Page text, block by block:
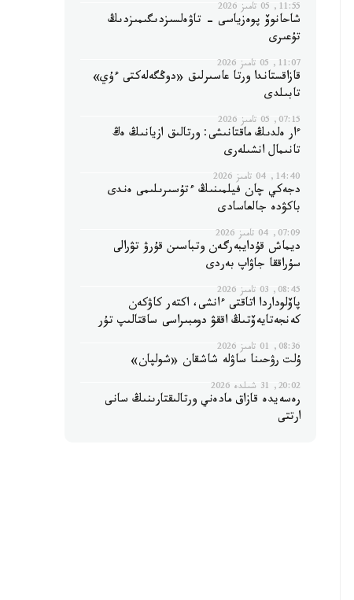
11:55, 05 تامىز 2026
شاحانوۆ پوەزياسى - تاۋەلسىزدىگىمىزدىڭ
تۇعىرى
11:07, 05 تامىز 2026
قازاقستاندا ورتا عاسىرلىق «دوڭگەلەكتى ءۇي»
تابىلدى
07:15, 05 تامىز 2026
ءار ەلدىڭ ماقتانىشى: ورتالىق ازيانىڭ ەڭ
تانىمال انشىلەرى
14:40, 04 تامىز 2026
دجەكي چان فيلمىنىڭ ءتۇسىرىلىمى ەندى
باكۋدە جالعاسادى
07:09, 04 تامىز 2026
ديماش قۇدايبەرگەن وتباسىن قۇرۋ تۋرالى
سۇراققا جاۋاپ بەردى
08:45, 03 تامىز 2026
پاۆلوداردا اتاقتى ءانشى، اكتەر كاۋكەن
كەنجەتايەۆتىڭ اققۋ دومبىراسى ساقتالىپ تۇر
08:36, 01 تامىز 2026
ۇلت رۋحىنا ساۋلە شاشقان «شولپان»
20:02, 31 شىلدە 2026
رەسەيدە قازاق مادەني ورتالىقتارىنىڭ سانى
ارتتى